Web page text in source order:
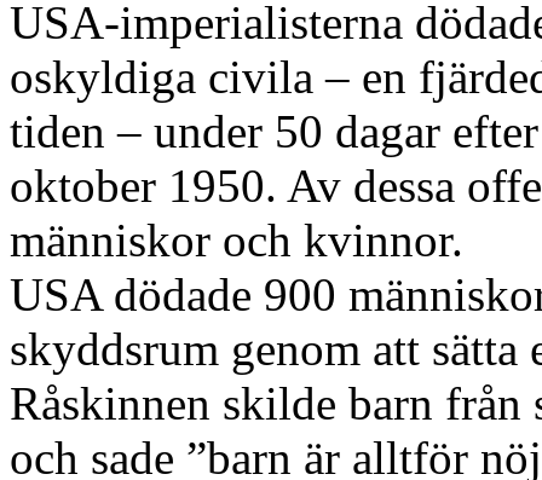
USA-imperialisterna
oskyldiga civila – en
tiden – under 50 dagar
oktober 1950. Av dessa
människor och kvinnor.
USA dödade 900
skyddsrum genom att sätta
Råskinnen skilde barn från
och sade ”barn är alltför